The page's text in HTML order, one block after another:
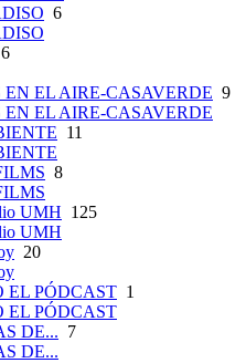
6
6
EN EL AIRE-CASAVERDE 9
EN EL AIRE-CASAVERDE
11
8
UMH 125
UMH
20
EL PÓDCAST 1
EL PÓDCAST
DE... 7
DE...